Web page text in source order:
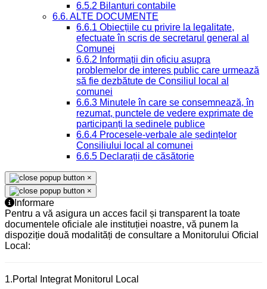
6.5.2 Bilanturi contabile
6.6. ALTE DOCUMENTE
6.6.1 Obiecțiile cu privire la legalitate,
efectuate în scris de secretarul general al
Comunei
6.6.2 Informații din oficiu asupra
problemelor de interes public care urmează
să fie dezbătute de Consiliul local al
comunei
6.6.3 Minutele în care se consemnează, în
rezumat, punctele de vedere exprimate de
participanți la ședinele publice
6.6.4 Procesele-verbale ale ședințelor
Consiliului local al comunei
6.6.5 Declarații de căsătorie
×
×
Informare
Pentru a vă asigura un acces facil și transparent la toate
documentele oficiale ale instituției noastre, vă punem la
dispoziție două modalități de consultare a Monitorului Oficial
Local:
1.Portal Integrat Monitorul Local